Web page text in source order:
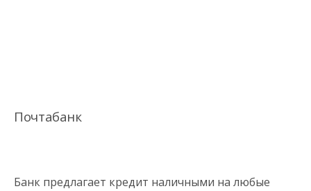
Почтабанк
Банк предлагает кредит наличными на любые